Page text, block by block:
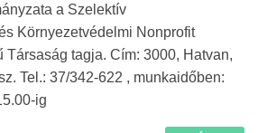
a Szelektív
Környezetvédelmi Nonprofit
Társaság tagja. Cím: 3000, Hatvan,
Tel.: 37/342-622 , munkaidőben:
ig